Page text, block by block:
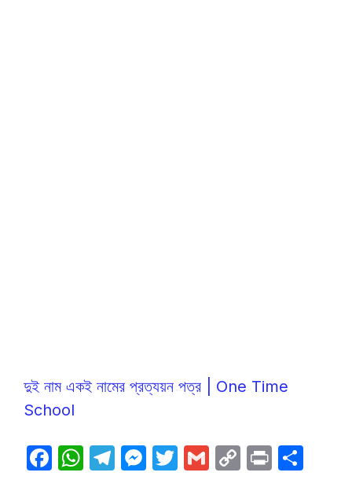
দুই নাম একই নামের প্রত্যয়ন পত্র | One Time
School
F
W T
M T
G
C
P